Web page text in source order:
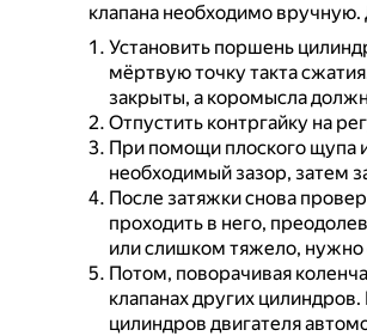
клапана необходимо вручную.
Установить поршень
мёртвую точку такта
закрыты, а коромысла
Отпустить контргайку на
При помощи плоского щупа
необходимый зазор, затем
После затяжки снова
проходить в него,
или слишком тяжело, нужно
Потом, поворачивая
клапанах других цилиндров.
цилиндров двигателя